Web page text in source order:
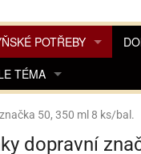
POTŘEBY
KOŘENKY
DESINFEKCE, OCHRANA
KÁVOVARŮ
TÉMA
POHÁDKY A HRY
PRO
PRO
50, 350 ml 8 ks/bal.
dopravní